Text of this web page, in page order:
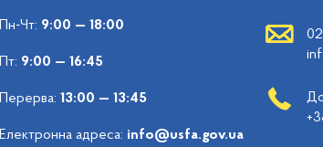
Пн-Чт: 9:00 — 18:00
Пт: 9:00 — 16:45
Перерва: 13:00 — 13:45
Електронна адреса: info@usfa.gov.ua